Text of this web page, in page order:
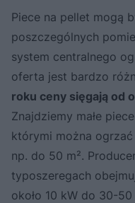
Piece na pellet mogą
poszczególnych
system centralnego
oferta jest bardzo
roku ceny sięgają od
Znajdziemy małe
którymi można
np. do 50 m².
typoszeregach
około 10 kW do 30-